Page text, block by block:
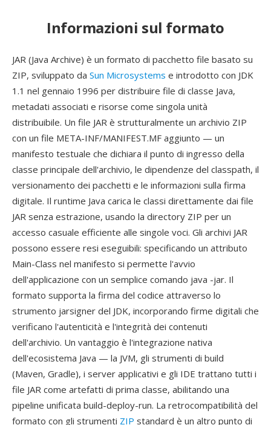
Informazioni sul formato
JAR (Java Archive) è un formato di pacchetto file basato su
ZIP, sviluppato da Sun Microsystems e introdotto con JDK
1.1 nel gennaio 1996 per distribuire file di classe Java,
metadati associati e risorse come singola unità
distribuibile. Un file JAR è strutturalmente un archivio ZIP
con un file META-INF/MANIFEST.MF aggiunto — un
manifesto testuale che dichiara il punto di ingresso della
classe principale dell'archivio, le dipendenze del classpath, il
versionamento dei pacchetti e le informazioni sulla firma
digitale. Il runtime Java carica le classi direttamente dai file
JAR senza estrazione, usando la directory ZIP per un
accesso casuale efficiente alle singole voci. Gli archivi JAR
possono essere resi eseguibili: specificando un attributo
Main-Class nel manifesto si permette l'avvio
dell'applicazione con un semplice comando java -jar. Il
formato supporta la firma del codice attraverso lo
strumento jarsigner del JDK, incorporando firme digitali che
verificano l'autenticità e l'integrità dei contenuti
dell'archivio. Un vantaggio è l'integrazione nativa
dell'ecosistema Java — la JVM, gli strumenti di build
(Maven, Gradle), i server applicativi e gli IDE trattano tutti i
file JAR come artefatti di prima classe, abilitando una
pipeline unificata build-deploy-run. La retrocompatibilità del
formato con gli strumenti ZIP standard è un altro punto di